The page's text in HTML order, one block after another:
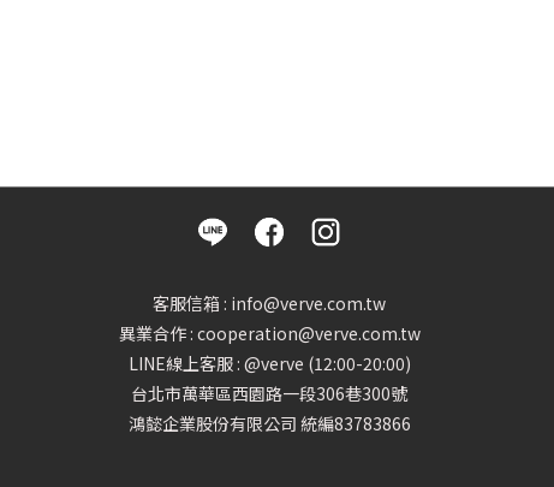
客服信箱 : info@verve.com.tw
異業合作 : cooperation@verve.com.tw
LINE線上客服 : @verve (12:00-20:00)
台北市萬華區西園路一段306巷300號
鴻懿企業股份有限公司 統編83783866